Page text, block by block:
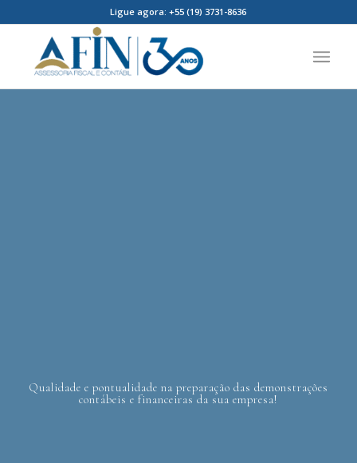
Ligue agora: +55 (19) 3731-8636
Qualidade e pontualidade na preparação das demonstrações
contábeis e financeiras da sua empresa!